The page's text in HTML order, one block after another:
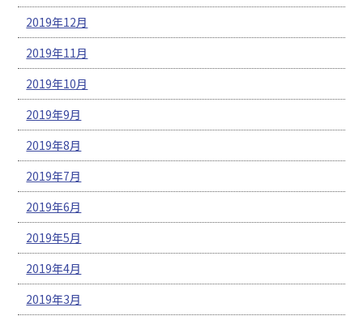
2019年12月
2019年11月
2019年10月
2019年9月
2019年8月
2019年7月
2019年6月
2019年5月
2019年4月
2019年3月